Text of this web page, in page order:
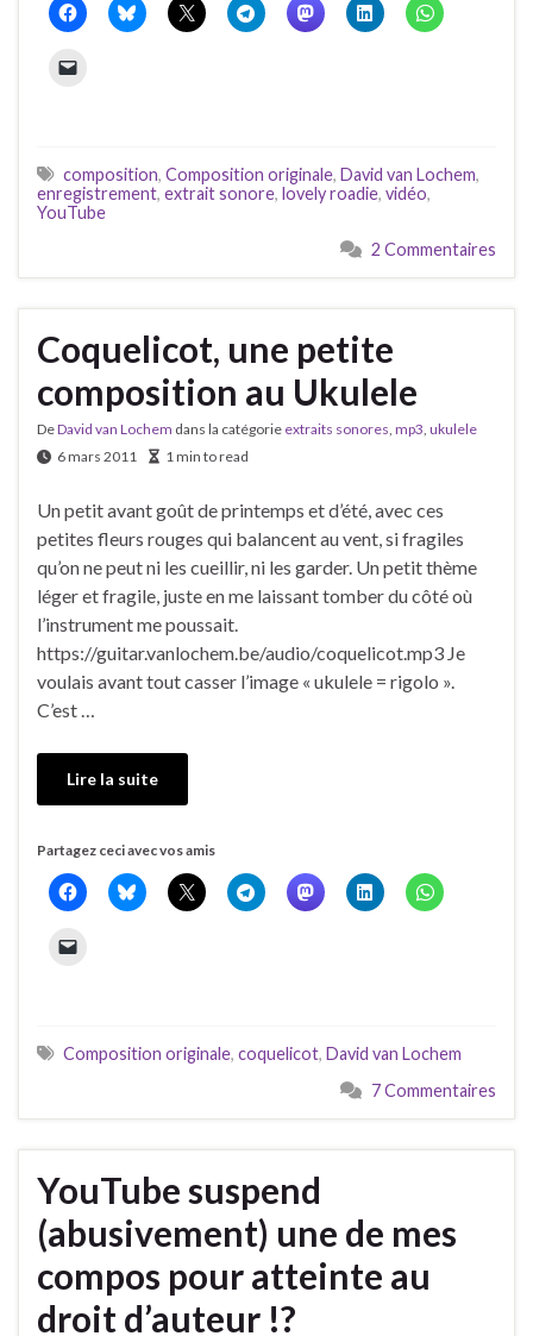
composition, Composition originale, David van Lochem,
enregistrement, extrait sonore, lovely roadie, vidéo,
YouTube
2 Commentaires
Coquelicot, une petite
composition au Ukulele
DeDavid van Lochem dans la catégorie extraits sonores mp3 ukulele
6 mars 2011
1 min to read
Un petit avant goût de printemps et d’été, avec ces
petites fleurs rouges qui balancent au vent, si fragiles
qu’on ne peut ni les cueillir, ni les garder. Un petit thème
léger et fragile, juste en me laissant tomber du côté où
l’instrument me poussait.
https://guitar.vanlochem.be/audio/coquelicot.mp3 Je
voulais avant tout casser l’image « ukulele = rigolo ».
C’est …
Lire la suite
Partagez ceci avec vos amis
Composition originale, coquelicot, David van Lochem
7 Commentaires
YouTube suspend
(abusivement) une de mes
compos pour atteinte au
droit d’auteur !?